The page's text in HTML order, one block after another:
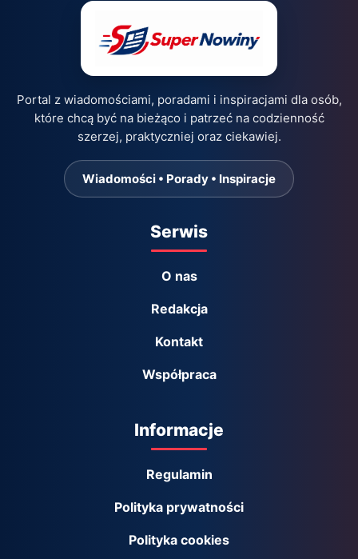
Portal z wiadomościami, poradami i inspiracjami dla osób,
które chcą być na bieżąco i patrzeć na codzienność
szerzej, praktyczniej oraz ciekawiej.
Wiadomości • Porady • Inspiracje
Serwis
O nas
Redakcja
Kontakt
Współpraca
Informacje
Regulamin
Polityka prywatności
Polityka cookies